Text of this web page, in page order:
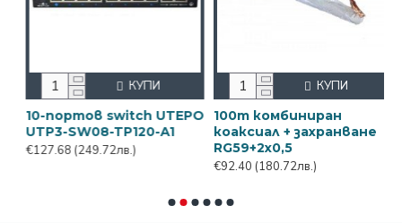
10-портов switch UTEPO
UTP3-SW08-TP120-A1
€127.68(249.72лв.)
КУПИ
100m комбиниран
коаксиал + захранване
RG59+2x0,5
€92.40(180.72лв.)
КУПИ